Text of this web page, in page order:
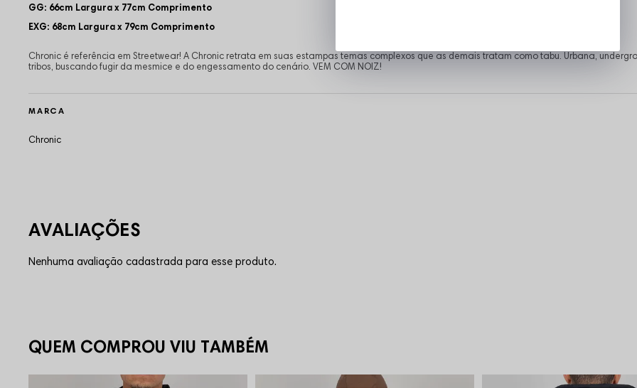
GG: 66cm Largurax 77cm Comprimento
EXG: 68cm Largurax 79cm Comprimento
Chronic é referência em Streetwear! A Chronic retrata em suas estampas temas complexos que as demais tratam como tabu. Urbana,
tribos, buscando fugir da mesmice e do engessamento do cenário. VEM COM NOIZ!
MARCA
Chronic
Nenhuma avaliação cadastrada para esse produto.
QUEM COMPROU VIU TAMBÉM